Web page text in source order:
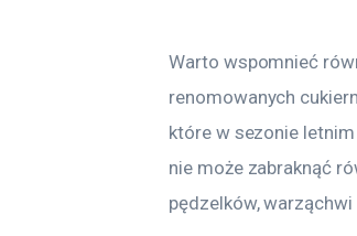
Warto wspomnieć
renomowanych
które w sezonie
nie może zabraknąć
pędzelków,